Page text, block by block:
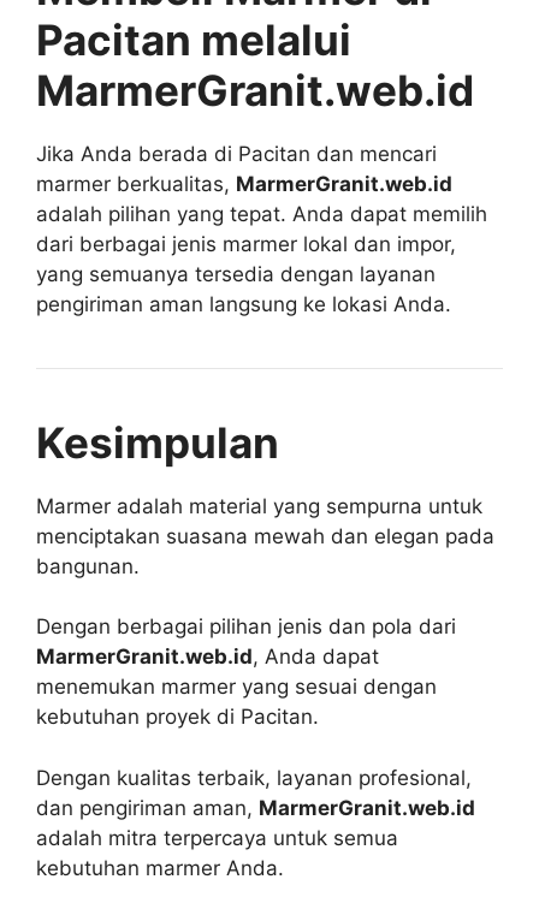
Pacitan melalui
MarmerGranit.web.id
Jika Anda berada di Pacitan dan mencari
marmer berkualitas, MarmerGranit.web.id
adalah pilihan yang tepat. Anda dapat memilih
dari berbagai jenis marmer lokal dan impor,
yang semuanya tersedia dengan layanan
pengiriman aman langsung ke lokasi Anda.
Kesimpulan
Marmer adalah material yang sempurna untuk
menciptakan suasana mewah dan elegan pada
bangunan.
Dengan berbagai pilihan jenis dan pola dari
MarmerGranit.web.id, Anda dapat
menemukan marmer yang sesuai dengan
kebutuhan proyek di Pacitan.
Dengan kualitas terbaik, layanan profesional,
dan pengiriman aman, MarmerGranit.web.id
adalah mitra terpercaya untuk semua
kebutuhan marmer Anda.